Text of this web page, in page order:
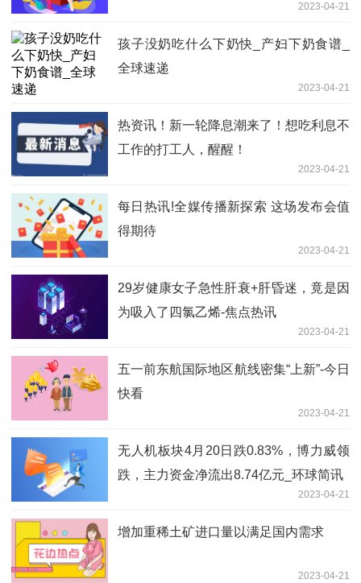
2023-04-21
孩子没奶吃什么下奶快_产妇下奶食谱_
全球速递
2023-04-21
热资讯！新一轮降息潮来了！想吃利息不
工作的打工人，醒醒！
2023-04-21
每日热讯!全媒传播新探索 这场发布会值
得期待
2023-04-21
29岁健康女子急性肝衰+肝昏迷，竟是因
为吸入了四氯乙烯-焦点热讯
2023-04-21
五一前东航国际地区航线密集“上新”-今日
快看
2023-04-21
无人机板块4月20日跌0.83%，博力威领
跌，主力资金净流出8.74亿元_环球简讯
2023-04-21
增加重稀土矿进口量以满足国内需求
2023-04-21